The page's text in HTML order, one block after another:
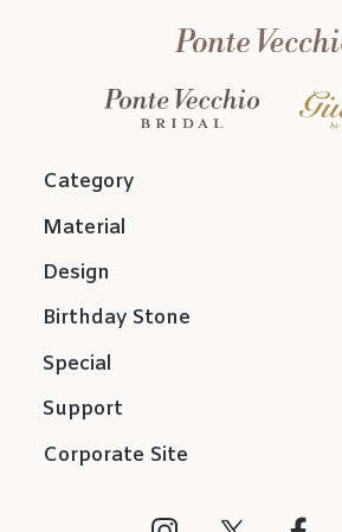
Category
Support
Corporate Site
Material
Design
Birthday Stone
Special